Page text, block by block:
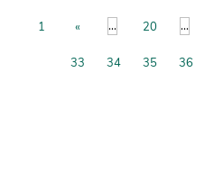
1 « ... 20 ...
33 34 35 36